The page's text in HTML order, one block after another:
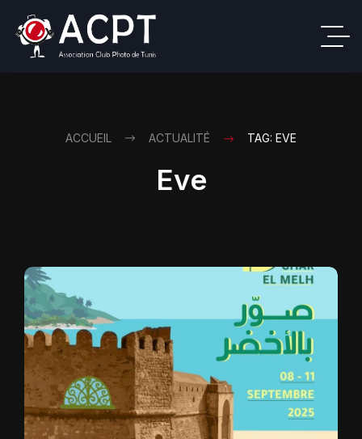
ACCUEIL ACTUALITÉ TAG: EVE
Eve